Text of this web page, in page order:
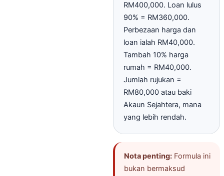
RM400,000. Loan lulus
90% = RM360,000.
Perbezaan harga dan
loan ialah RM40,000.
Tambah 10% harga
rumah = RM40,000.
Jumlah rujukan =
RM80,000 atau baki
Akaun Sejahtera, mana
yang lebih rendah.
Nota penting:Formula ini
bukan bermaksud